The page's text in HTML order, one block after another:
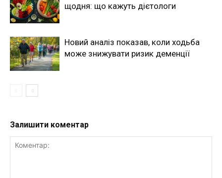
щодня: що кажуть дієтологи
Новий аналіз показав, коли ходьба
може знижувати ризик деменції
Залишити коментар